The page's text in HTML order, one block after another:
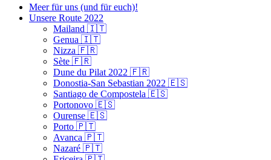
Zum
Inhalt
Meer für uns (und für euch)!
Unsere Route 2022
Mailand 🇮🇹
Genua 🇮🇹
Nizza 🇫🇷
Sète 🇫🇷
Dune du Pilat 2022 🇫🇷
Donostia-San Sebastian 2022 🇪🇸
Santiago de Compostela 🇪🇸
Portonovo 🇪🇸
Ourense 🇪🇸
Porto 🇵🇹
Avanca 🇵🇹
Nazaré 🇵🇹